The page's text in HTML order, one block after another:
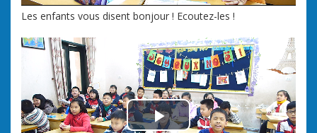
Les enfants vous disent bonjour ! Ecoutez-les !